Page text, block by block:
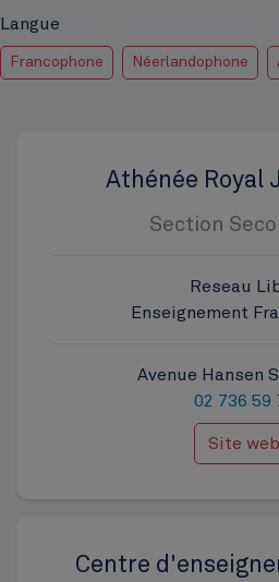
Langue
Francophone Néerlandophone
Athénée Royal
Section
Reseau
Enseignement
Avenue Hansen
02 736 59
Site web
Centre